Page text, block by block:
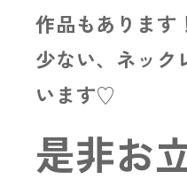
作品もあります
少ない、ネック
います♡
是非お